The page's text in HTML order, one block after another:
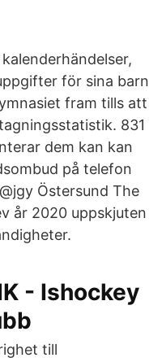
för sina barn
fram tills att
831
dem kan kan
på telefon
Östersund The
år 2020 uppskjuten
- Ishockey
till